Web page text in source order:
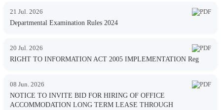
21 Jul. 2026
Departmental Examination Rules 2024
20 Jul. 2026
RIGHT TO INFORMATION ACT 2005 IMPLEMENTATION Reg
08 Jun. 2026
NOTICE TO INVITE BID FOR HIRING OF OFFICE
ACCOMMODATION LONG TERM LEASE THROUGH